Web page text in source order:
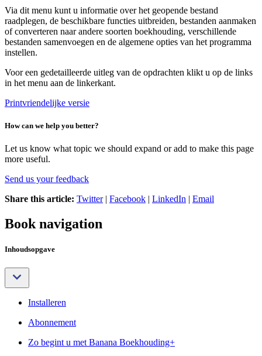
Via dit menu kunt u informatie over het geopende bestand
raadplegen, de beschikbare functies uitbreiden, bestanden aanmaken
of converteren naar andere soorten boekhouding, verschillende
bestanden samenvoegen en de algemene opties van het programma
instellen.
Voor een gedetailleerde uitleg van de opdrachten klikt u op de links
in het menu aan de linkerkant.
Printvriendelijke versie
How can we help you better?
Let us know what topic we should expand or add to make this page
more useful.
Send us your feedback
Share this article: Twitter| Facebook | LinkedIn | Email
Book navigation
Inhoudsopgave
Installeren
Abonnement
Zo begint u met Banana Boekhouding+